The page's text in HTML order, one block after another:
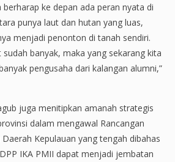
ke depan ada peran nyata di
punya laut dan hutan yang luas,
menjadi penonton di tanah sendiri.
sudah banyak, maka yang sekarang kita
pengusaha dari kalangan alumni,”
juga menitipkan amanah strategis
dalam mengawal Rancangan
Kepulauan yang tengah dibahas
IKA PMII dapat menjadi jembatan